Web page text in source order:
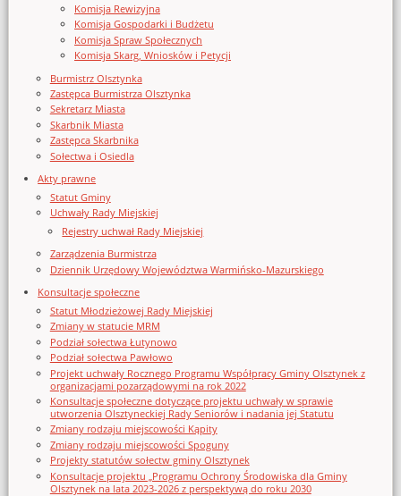
Komisja Rewizyjna
Komisja Gospodarki i Budżetu
Komisja Spraw Społecznych
Komisja Skarg, Wniosków i Petycji
Burmistrz Olsztynka
Zastępca Burmistrza Olsztynka
Sekretarz Miasta
Skarbnik Miasta
Zastępca Skarbnika
Sołectwa i Osiedla
Akty prawne
Statut Gminy
Uchwały Rady Miejskiej
Rejestry uchwał Rady Miejskiej
Zarządzenia Burmistrza
Dziennik Urzędowy Województwa Warmińsko-Mazurskiego
Konsultacje społeczne
Statut Młodzieżowej Rady Miejskiej
Zmiany w statucie MRM
Podział sołectwa Łutynowo
Podział sołectwa Pawłowo
Projekt uchwały Rocznego Programu Współpracy Gminy Olsztynek z
organizacjami pozarządowymi na rok 2022
Konsultacje społeczne dotyczące projektu uchwały w sprawie
utworzenia Olsztyneckiej Rady Seniorów i nadania jej Statutu
Zmiany rodzaju miejscowości Kąpity
Zmiany rodzaju miejscowości Spoguny
Projekty statutów sołectw gminy Olsztynek
Konsultacje projektu „Programu Ochrony Środowiska dla Gminy
Olsztynek na lata 2023-2026 z perspektywą do roku 2030